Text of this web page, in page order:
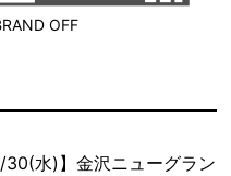
OFF
30(水)】金沢ニューグラン